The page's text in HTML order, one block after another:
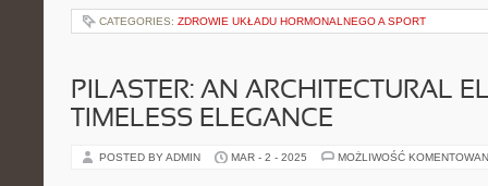
CATEGORIES: ZDROWIE UKŁADU HORMONALNEGO A SPORT
PILASTER: AN ARCHITECTURAL
TIMELESS ELEGANCE
POSTED BY ADMIN MAR - 2 - 2025 MOŻLIWOŚĆ